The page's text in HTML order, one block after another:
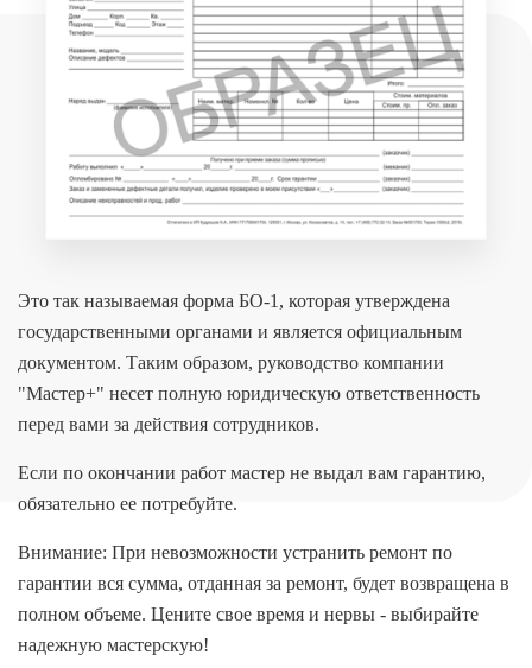
Это так называемая форма БО-1, которая утверждена
государственными органами и является официальным
документом. Таким образом, руководство компании
"Мастер+" несет полную юридическую ответственность
перед вами за действия сотрудников.
Если по окончании работ мастер не выдал вам гарантию,
обязательно ее потребуйте.
Внимание: При невозможности устранить ремонт по
гарантии вся сумма, отданная за ремонт, будет возвращена в
полном объеме. Цените свое время и нервы - выбирайте
надежную мастерскую!